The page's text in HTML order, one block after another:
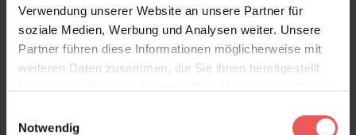
Verwendung unserer Website an unsere Partner für
soziale Medien, Werbung und Analysen weiter. Unsere
Partner führen diese Informationen möglicherweise mit
weiteren Daten zusammen, die Sie ihnen bereitgestellt
Notwendig
Migrating Birds, chalk blue
78,00 €